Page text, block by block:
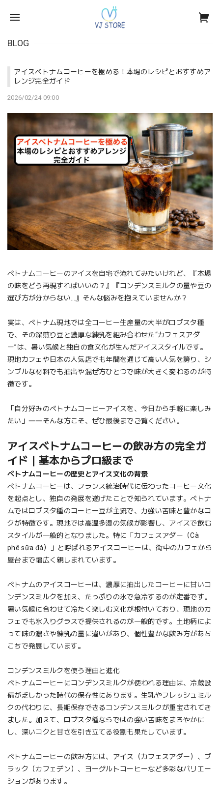
BLOG
アイスベトナムコーヒーを極める！本場のレシピとおすすめア
レンジ完全ガイド
2026/02/24 09:00
ベトナムコーヒーのアイスを自宅で淹れてみたいけれど、『本場
の味をどう再現すればいいの？』『コンデンスミルクの量や豆の
選び方が分からない…』そんな悩みを抱えていませんか？
実は、ベトナム現地では全コーヒー生産量の大半がロブスタ種
で、その深煎り豆と濃厚な練乳を組み合わせた“カフェスアダ
ー”は、暑い気候と独自の食文化が生んだアイススタイルです。
現地カフェや日本の人気店でも年間を通じて高い人気を誇り、シ
ンプルな材料でも抽出や混ぜ方ひとつで味が大きく変わるのが特
徴です。
「自分好みのベトナムコーヒーアイスを、今日から手軽に楽しみ
たい」――そんな方こそ、ぜひ最後までご覧ください。
アイスベトナムコーヒーの飲み方の完全ガ
イド｜基本からプロ級まで
ベトナムコーヒーの歴史とアイス文化の背景
ベトナムコーヒーは、フランス統治時代に伝わったコーヒー文化
を起点とし、独自の発展を遂げたことで知られています。ベトナ
ムではロブスタ種のコーヒー豆が主流で、力強い苦味と豊かなコ
クが特徴です。現地では高温多湿の気候が影響し、アイスで飲む
スタイルが一般的となりました。特に「カフェスアダー（Cà
phê sữa đá）」と呼ばれるアイスコーヒーは、街中のカフェから
屋台まで幅広く親しまれています。
ベトナムのアイスコーヒーは、濃厚に抽出したコーヒーに甘いコ
ンデンスミルクを加え、たっぷりの氷で急冷するのが定番です。
暑い気候に合わせて冷たく楽しむ文化が根付いており、現地のカ
フェでも氷入りグラスで提供されるのが一般的です。土地柄によ
って味の濃さや練乳の量に違いがあり、個性豊かな飲み方があち
こちで発展しています。
コンデンスミルクを使う理由と進化
ベトナムコーヒーにコンデンスミルクが使われる理由は、冷蔵設
備が乏しかった時代の保存性にあります。生乳やフレッシュミル
クの代わりに、長期保存できるコンデンスミルクが重宝されてき
ました。加えて、ロブスタ種ならではの強い苦味をまろやかに
し、深いコクと甘さを引き立てる役割も果たしています。
ベトナムコーヒーの飲み方には、アイス（カフェスアダー）、ブ
ラック（カフェデン）、ヨーグルトコーヒーなど多彩なバリエー
ションがあります。